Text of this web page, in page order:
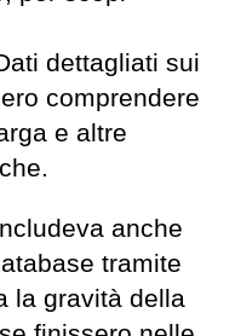
dettagliati sui
comprendere
e altre
anche
tramite
la gravità della